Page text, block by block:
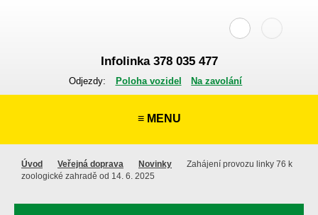
Infolinka 378 035 477
Odjezdy: Poloha vozidel Na zavolání
≡ MENU
Úvod Veřejná doprava Novinky
Zahájení provozu linky 76 k
zoologické zahradě od 14. 6. 2025